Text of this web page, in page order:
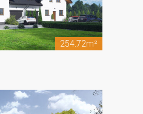
254.72m²